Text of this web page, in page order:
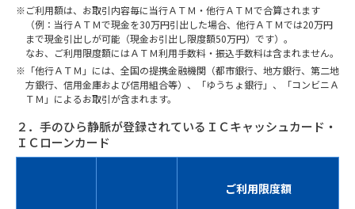
ご利用額は、お取引内容毎に当行ＡＴＭ・他行ＡＴＭで合算されます
（例：当行ＡＴＭで現金を30万円引出した場合、他行ＡＴＭでは20万円
まで現金引出しが可能（現金お引出し限度額50万円）です）。
なお、ご利用限度額にはＡＴＭ利用手数料・振込手数料は含まれません。
「他行ＡＴＭ」には、全国の提携金融機関（都市銀行、地方銀行、第二地
方銀行、信用金庫および信用組合等）、「ゆうちょ銀行」、「コンビニＡ
ＴＭ」によるお取引が含まれます。
２．手のひら静脈が登録されているＩＣキャッシュカード・
ＩＣローンカード
ご利用限度額